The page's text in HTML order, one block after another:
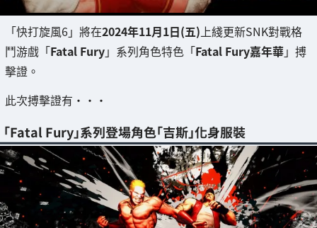
「快打旋風6」將在2024年11月1日(五) 上綫更新SNK對戰格
鬥游戲「Fatal Fury」系列角色特色「Fatal Fury嘉年華」搏
擊證。
此次搏擊證有・・・
「Fatal Fury」系列登場角色「吉斯」化身服裝